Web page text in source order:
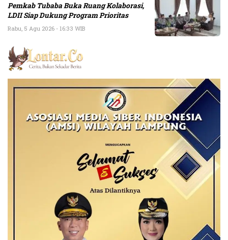
Pemkab Tubaba Buka Ruang Kolaborasi,
LDII Siap Dukung Program Prioritas
Rabu, 5 Agu 2026 - 16:33 WIB